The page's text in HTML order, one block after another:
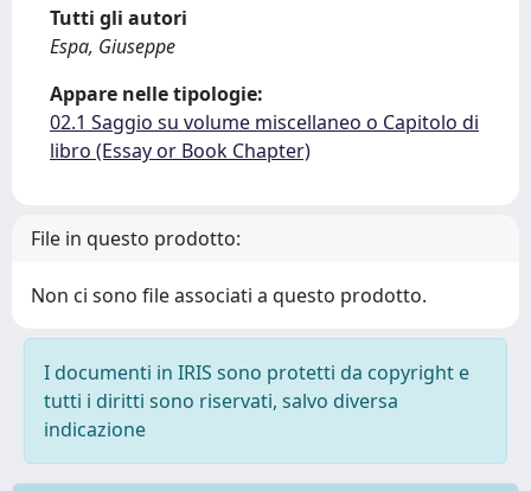
Tutti gli autori
Espa, Giuseppe
Appare nelle tipologie:
02.1 Saggio su volume miscellaneo o Capitolo di
libro (Essay or Book Chapter)
File in questo prodotto:
Non ci sono file associati a questo prodotto.
I documenti in IRIS sono protetti da copyright e
tutti i diritti sono riservati, salvo diversa
indicazione